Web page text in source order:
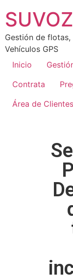
Gestión de
Vehículos GPS
Inicio
Contrata
Área de Clientes